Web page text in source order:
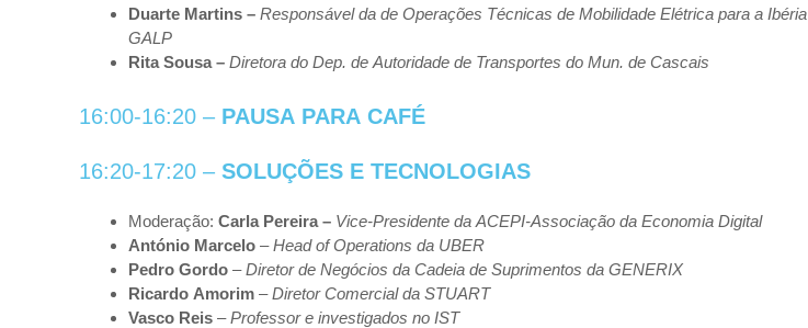
Duarte Martins – Responsávelda de Operações Técnicas de Mobilidade Elétrica para a Ibéria
GALP
Rita Sousa – Diretora do Dep. de Autoridade de Transportes do Mun. de Cascais
16:00-16:20 – PAUSA PARA CAFÉ
16:20-17:20 – SOLUÇÕES E TECNOLOGIAS
Moderação: Carla Pereira – Vice-Presidente da ACEPI-Associação da Economia Digital
António Marcelo –Head of Operations da UBER
Pedro Gordo –Diretor de Negócios da Cadeia de Suprimentos da GENERIX
Ricardo Amorim –Diretor Comercial da STUART
Vasco Reis –Professor e investigados no IST